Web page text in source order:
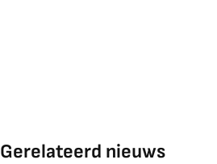
Gerelateerd nieuws